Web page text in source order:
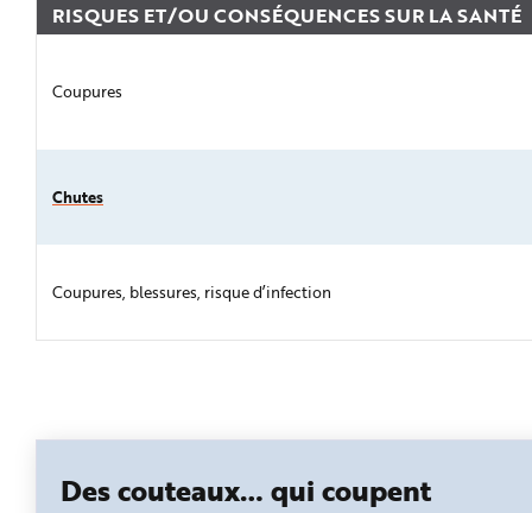
RISQUES ET/OU CONSÉQUENCES SUR LA SANTÉ
Coupures
Chutes
Coupures, blessures, risque d’infection
Des couteaux… qui coupent